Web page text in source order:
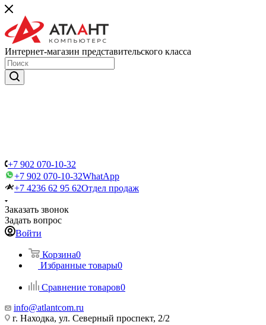
Интернет-магазин представительского класса
+7 902 070-10-32
+7 902 070-10-32WhatApp
+7 4236 62 95 62Отдел продаж
Заказать звонок
Задать вопрос
Войти
Корзина0
Избранные товары0
Сравнение товаров0
info@atlantcom.ru
г. Находка, ул. Северный проспект, 2/2